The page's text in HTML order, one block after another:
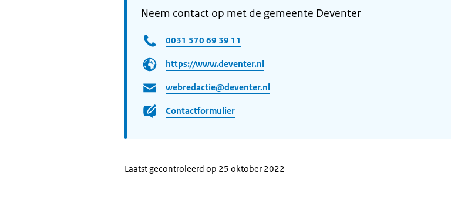
Neem contact op met de gemeente Deventer
0031 570 69 39 11
https://www.deventer.nl
webredactie@deventer.nl
Contactformulier
Laatst gecontroleerd op 25 oktober 2022